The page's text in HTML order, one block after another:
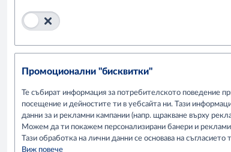
Промоционални "бисквитки"
Те събират информация за потребителското поведение
посещение и дейностите ти в уебсайта ни. Тази
данни за и рекламни кампании (напр. щракване върху
Можем да ти покажем персонализирани банери и реклами
Тази обработка на лични данни се основава на
Виж повече